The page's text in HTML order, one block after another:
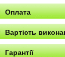
Оплата
Вартість
Гарантії